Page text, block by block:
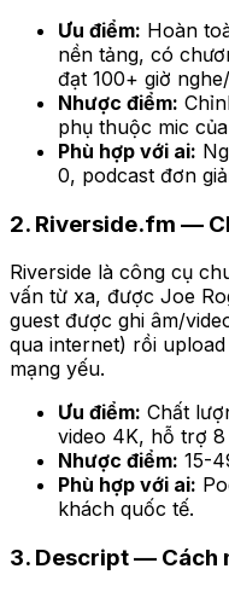
Ưu điểm: Hoàn
nền tảng, có
đạt 100+ giờ
Nhược điểm:
phụ thuộc mic
Phù hợp với ai:
0, podcast đơn
2. Riverside.fm —
Riverside là công cụ
vấn từ xa, được Joe
guest được ghi âm/
qua internet) rồi
mạng yếu.
Ưu điểm: Chất
video 4K, hỗ trợ
Nhược điểm: 15-
Phù hợp với ai:
khách quốc tế.
3. Descript — Cách